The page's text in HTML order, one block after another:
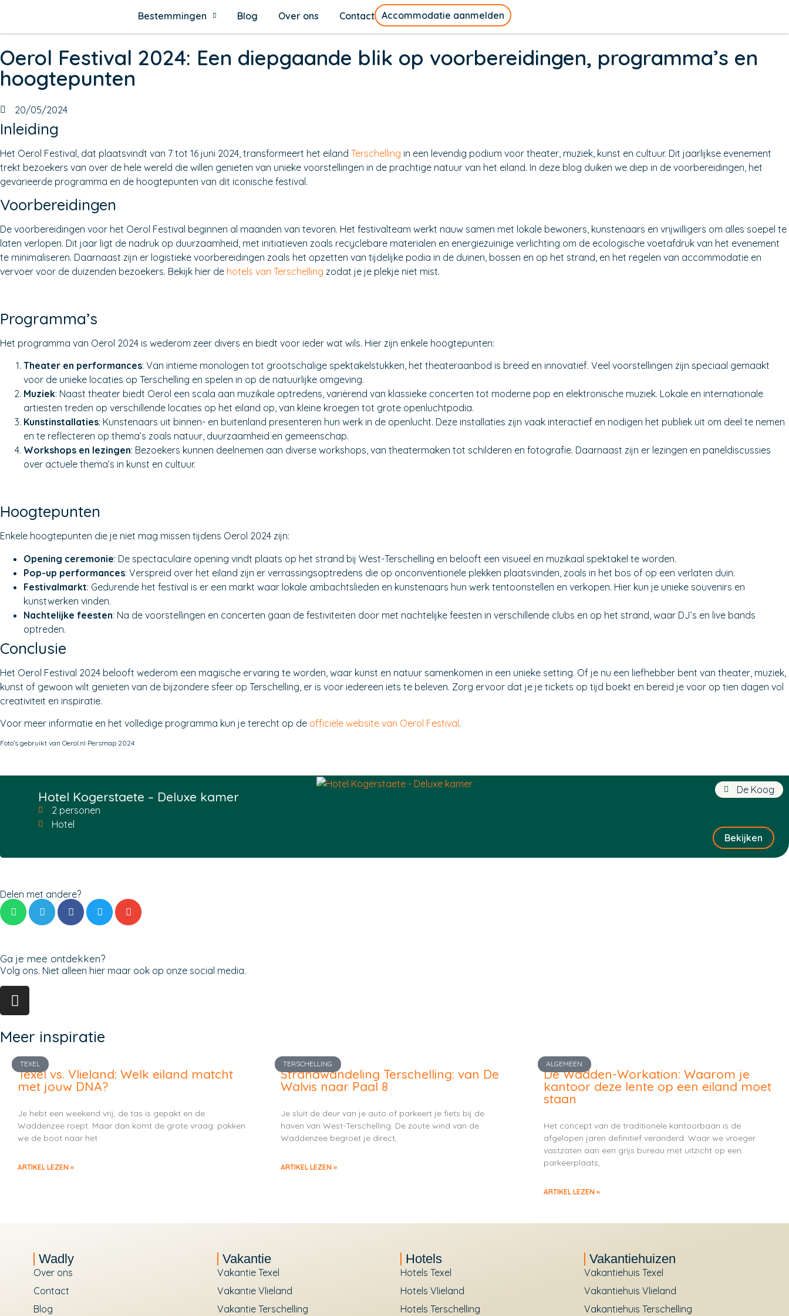
Bestemmingen Blog Over ons Contact Accommodatie aanmelden
Oerol Festival 2024: Een diepgaande blik op voorbereidingen, programma’s en
hoogtepunten
20/05/2024
Inleiding
Het Oerol Festival, dat plaatsvindt van 7 tot 16 juni 2024, transformeert het eiland Terschelling in een levendig podium voor theater, muziek, kunst en cultuur. Dit jaarlijkse evenement
trekt bezoekers van over de hele wereld die willen genieten van unieke voorstellingen in de prachtige natuur van het eiland. In deze blog duiken we diep in de voorbereidingen, het
gevarieerde programma en de hoogtepunten van dit iconische festival.
Voorbereidingen
De voorbereidingen voor het Oerol Festival beginnen al maanden van tevoren. Het festivalteam werkt nauw samen met lokale bewoners, kunstenaars en vrijwilligers om alles soepel te
laten verlopen. Dit jaar ligt de nadruk op duurzaamheid, met initiatieven zoals recyclebare materialen en energiezuinige verlichting om de ecologische voetafdruk van het evenement
te minimaliseren. Daarnaast zijn er logistieke voorbereidingen zoals het opzetten van tijdelijke podia in de duinen, bossen en op het strand, en het regelen van accommodatie en
vervoer voor de duizenden bezoekers. Bekijk hier de hotels van Terschelling zodat je je plekje niet mist.
Programma’s
Het programma van Oerol 2024 is wederom zeer divers en biedt voor ieder wat wils. Hier zijn enkele hoogtepunten:
Theater en performances: Van intieme monologen tot grootschalige spektakelstukken, het theateraanbod is breed en innovatief. Veel voorstellingen zijn speciaal gemaakt
voor de unieke locaties op Terschelling en spelen in op de natuurlijke omgeving.
Muziek: Naast theater biedt Oerol een scala aan muzikale optredens, variërend van klassieke concerten tot moderne pop en elektronische muziek. Lokale en internationale
artiesten treden op verschillende locaties op het eiland op, van kleine kroegen tot grote openluchtpodia.
Kunstinstallaties: Kunstenaars uit binnen- en buitenland presenteren hun werk in de openlucht. Deze installaties zijn vaak interactief en nodigen het publiek uit om deel te nemen
en te reflecteren op thema’s zoals natuur, duurzaamheid en gemeenschap.
Workshops en lezingen: Bezoekers kunnen deelnemen aan diverse workshops, van theatermaken tot schilderen en fotografie. Daarnaast zijn er lezingen en paneldiscussies
over actuele thema’s in kunst en cultuur.
Hoogtepunten
Enkele hoogtepunten die je niet mag missen tijdens Oerol 2024 zijn:
Opening ceremonie: De spectaculaire opening vindt plaats op het strand bij West-Terschelling en belooft een visueel en muzikaal spektakel te worden.
Pop-up performances: Verspreid over het eiland zijn er verrassingsoptredens die op onconventionele plekken plaatsvinden, zoals in het bos of op een verlaten duin.
Festivalmarkt: Gedurende het festival is er een markt waar lokale ambachtslieden en kunstenaars hun werk tentoonstellen en verkopen. Hier kun je unieke souvenirs en
kunstwerken vinden.
Nachtelijke feesten: Na de voorstellingen en concerten gaan de festiviteiten door met nachtelijke feesten in verschillende clubs en op het strand, waar DJ’s en live bands
optreden.
Conclusie
Het Oerol Festival 2024 belooft wederom een magische ervaring te worden, waar kunst en natuur samenkomen in een unieke setting. Of je nu een liefhebber bent van theater, muziek,
kunst of gewoon wilt genieten van de bijzondere sfeer op Terschelling, er is voor iedereen iets te beleven. Zorg ervoor dat je je tickets op tijd boekt en bereid je voor op tien dagen vol
creativiteit en inspiratie.
Voor meer informatie en het volledige programma kun je terecht op de officiële website van Oerol Festival.
Foto’s gebruikt van Oerol.nl Persmap 2024
Hotel Kogerstaete – Deluxe kamer
2 personen
Hotel
De Koog
Bekijken
Delen met andere?
Ga je mee ontdekken?
Volg ons. Niet alleen hier maar ook op onze social media.
Meer inspiratie
TEXEL
Texel vs. Vlieland: Welk eiland matcht
met jouw DNA?
Je hebt een weekend vrij, de tas is gepakt en de
Waddenzee roept. Maar dan komt de grote vraag: pakken
we de boot naar het
ARTIKEL LEZEN »
TERSCHELLING
Strandwandeling Terschelling: van De
Walvis naar Paal 8
Je sluit de deur van je auto of parkeert je fiets bij de
haven van West-Terschelling. De zoute wind van de
Waddenzee begroet je direct,
ARTIKEL LEZEN »
ALGEMEEN
De Wadden-Workation: Waarom je
kantoor deze lente op een eiland moet
staan
Het concept van de traditionele kantoorbaan is de
afgelopen jaren definitief veranderd. Waar we vroeger
vastzaten aan een grijs bureau met uitzicht op een
parkeerplaats,
ARTIKEL LEZEN »
Wadly
Over ons
Contact
Blog
Vakantie
Vakantie Texel
Vakantie Vlieland
Vakantie Terschelling
Hotels
Hotels Texel
Hotels Vlieland
Hotels Terschelling
Vakantiehuizen
Vakantiehuis Texel
Vakantiehuis Vlieland
Vakantiehuis Terschelling